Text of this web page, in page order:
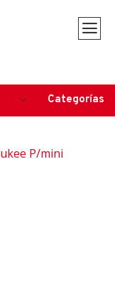
Categorías
P/mini